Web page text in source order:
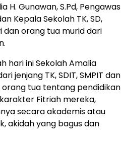
H. Gunawan, S.Pd, Pengawas
Kepala Sekolah TK, SD,
dan orang tua murid dari
hari ini Sekolah Amalia
jenjang TK, SDIT, SMPIT dan
tua tentang pendidikan
Fitriah mereka,
secara akademis atau
akidah yang bagus dan